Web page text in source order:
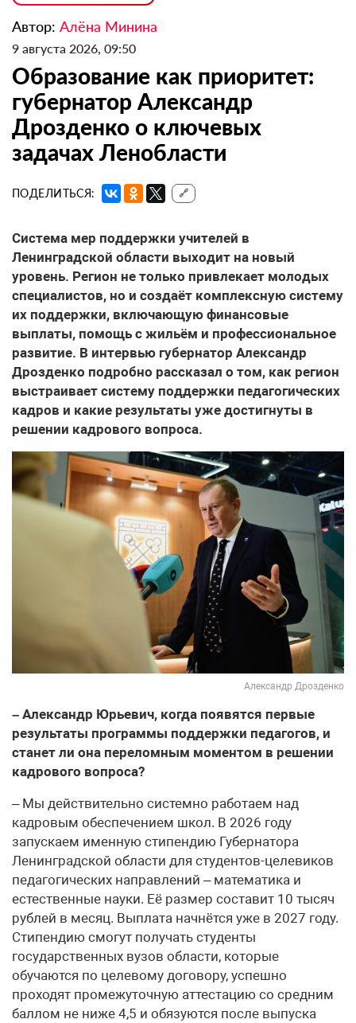
Автор: Алёна Минина
9 августа 2026, 09:50
Образование как приоритет:
губернатор Александр
Дрозденко о ключевых
задачах Ленобласти
ПОДЕЛИТЬСЯ: 🔗
Система мер поддержки учителей в
Ленинградской области выходит на новый
уровень. Регион не только привлекает молодых
специалистов, но и создаёт комплексную систему
их поддержки, включающую финансовые
выплаты, помощь с жильём и профессиональное
развитие. В интервью губернатор Александр
Дрозденко подробно рассказал о том, как регион
выстраивает систему поддержки педагогических
кадров и какие результаты уже достигнуты в
решении кадрового вопроса.
Александр Дрозденко
– Александр Юрьевич, когда появятся первые
результаты программы поддержки педагогов, и
станет ли она переломным моментом в решении
кадрового вопроса?
– Мы действительно системно работаем над
кадровым обеспечением школ. В 2026 году
запускаем именную стипендию Губернатора
Ленинградской области для студентов-целевиков
педагогических направлений – математика и
естественные науки. Её размер составит 10 тысяч
рублей в месяц. Выплата начнётся уже в 2027 году.
Стипендию смогут получать студенты
государственных вузов области, которые
обучаются по целевому договору, успешно
проходят промежуточную аттестацию со средним
баллом не ниже 4,5 и обязуются после выпуска